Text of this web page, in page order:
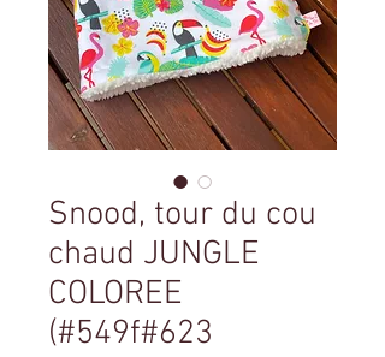
Snood, tour du cou
chaud JUNGLE
COLOREE
(#549f#623